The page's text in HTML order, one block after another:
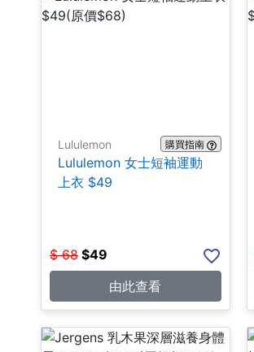
Lululemon 購買指南
Lululemon 女士短袖運動
上衣 $49
$ 68 $49
由此查看